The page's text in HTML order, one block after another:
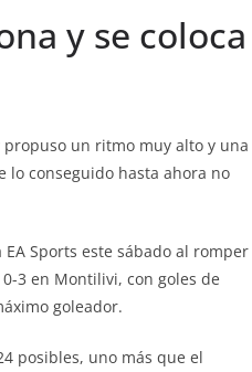
y se coloca
un ritmo muy alto y una
lo conseguido hasta ahora no
Sports este sábado al romper
3 en Montilivi, con goles de
goleador.
posibles, uno más que el